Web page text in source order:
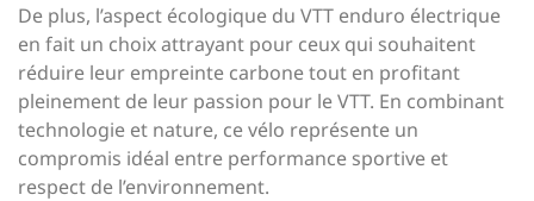
De plus, l’aspect écologique du VTT enduro électrique
en fait un choix attrayant pour ceux qui souhaitent
réduire leur empreinte carbone tout en profitant
pleinement de leur passion pour le VTT. En combinant
technologie et nature, ce vélo représente un
compromis idéal entre performance sportive et
respect de l’environnement.